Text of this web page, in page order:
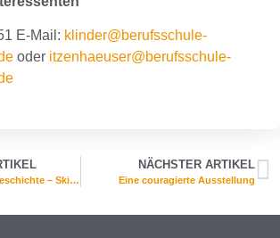
E-Mail: klinder@berufsschule-
oder itzenhaeuser@berufsschule-
Das ist eine lange Geschichte – Skiexkursion 2019
NÄCHSTER ARTIKEL
Eine couragierte Ausstellung